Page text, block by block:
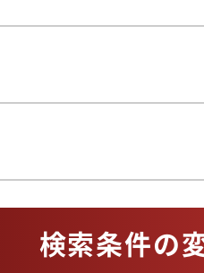
検索条件の